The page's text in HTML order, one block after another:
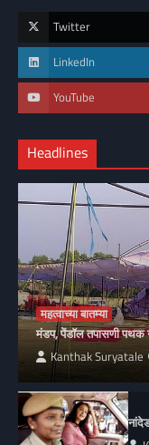
Twitter
LinkedIn
YouTube
Headlines
महत्वाच्या बातम्या
मंडप, पेंडॉल तपासणी पथक
Kanthak Suryatale